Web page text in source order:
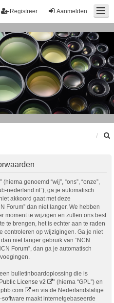
Aanmelden
Registreer
genoemd “wij”, “ons”, “onze”,
nederland.nl”), ga je automatisch
akkoord gaat met deze
Forum” dan niet langer. We hebben
moment te wijzigen en zullen ons best
te brengen, het is echter aan te raden
controleren op wijzigingen. Ga je niet
niet langer gebruik van “NCN
Forum”, dan ga je automatisch
bulletinboardoplossing die is
License v2
” (hierna “GPL”) en
en via de Nederlandstalige
software maakt internetgebaseerde